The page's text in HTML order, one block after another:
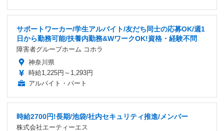
サポートワーカー/学生アルバイト/友だち同士の応募OK/週1
日から勤務可能/扶養内勤務&WワークOK!資格・経験不問
障害者グループホーム コホラ
神奈川県
時給1,225円～1,293円
アルバイト・パート
時給2700円!長期/池袋/社内セキュリティ推進/メンバー
株式会社エーティーエス